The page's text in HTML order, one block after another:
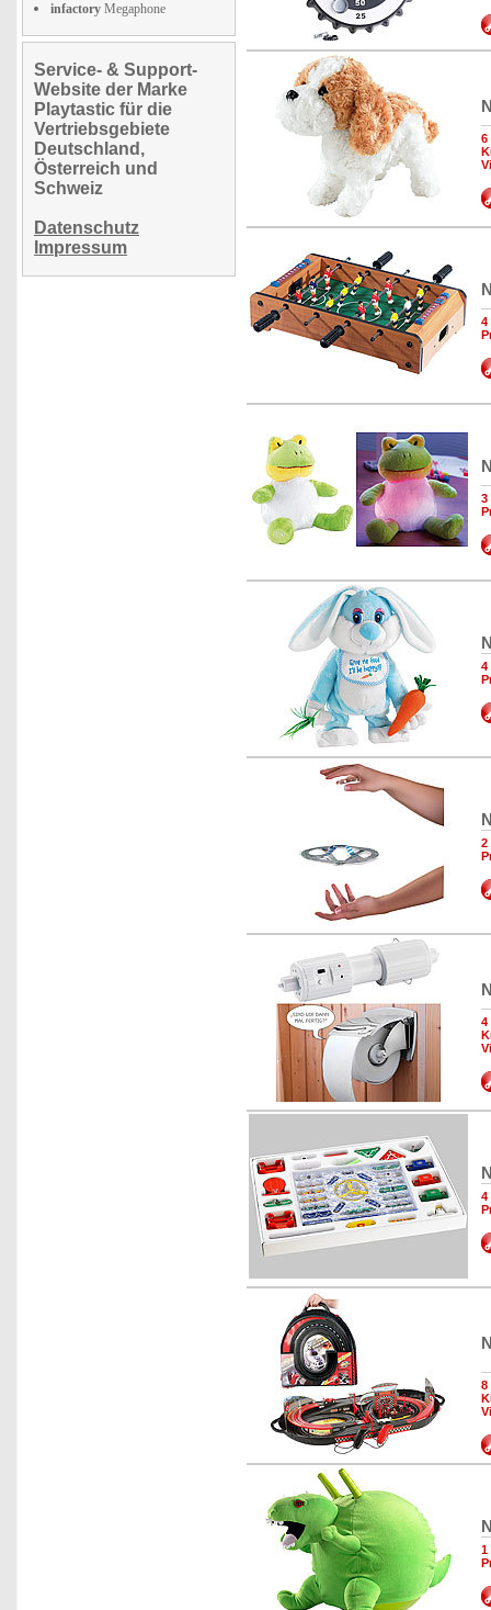
infactory Megaphone
Service- & Support-
Website der Marke
Playtastic für die
Vertriebsgebiete
Deutschland,
Österreich und
Schweiz
Datenschutz
Impressum
6
4
3
4
2
4
4
8
1